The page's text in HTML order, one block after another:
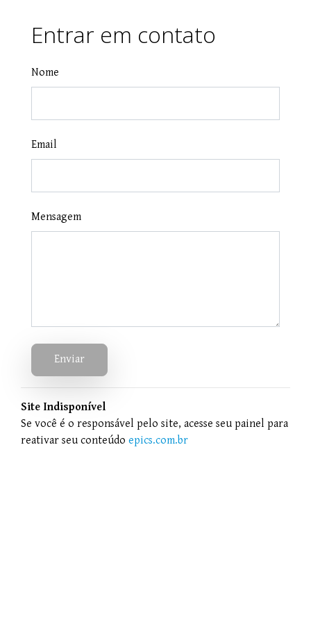
Entrar em contato
Nome
Email
Mensagem
Enviar
Site Indisponível
Se você é o responsável pelo site, acesse seu painel para
reativar seu conteúdo epics.com.br